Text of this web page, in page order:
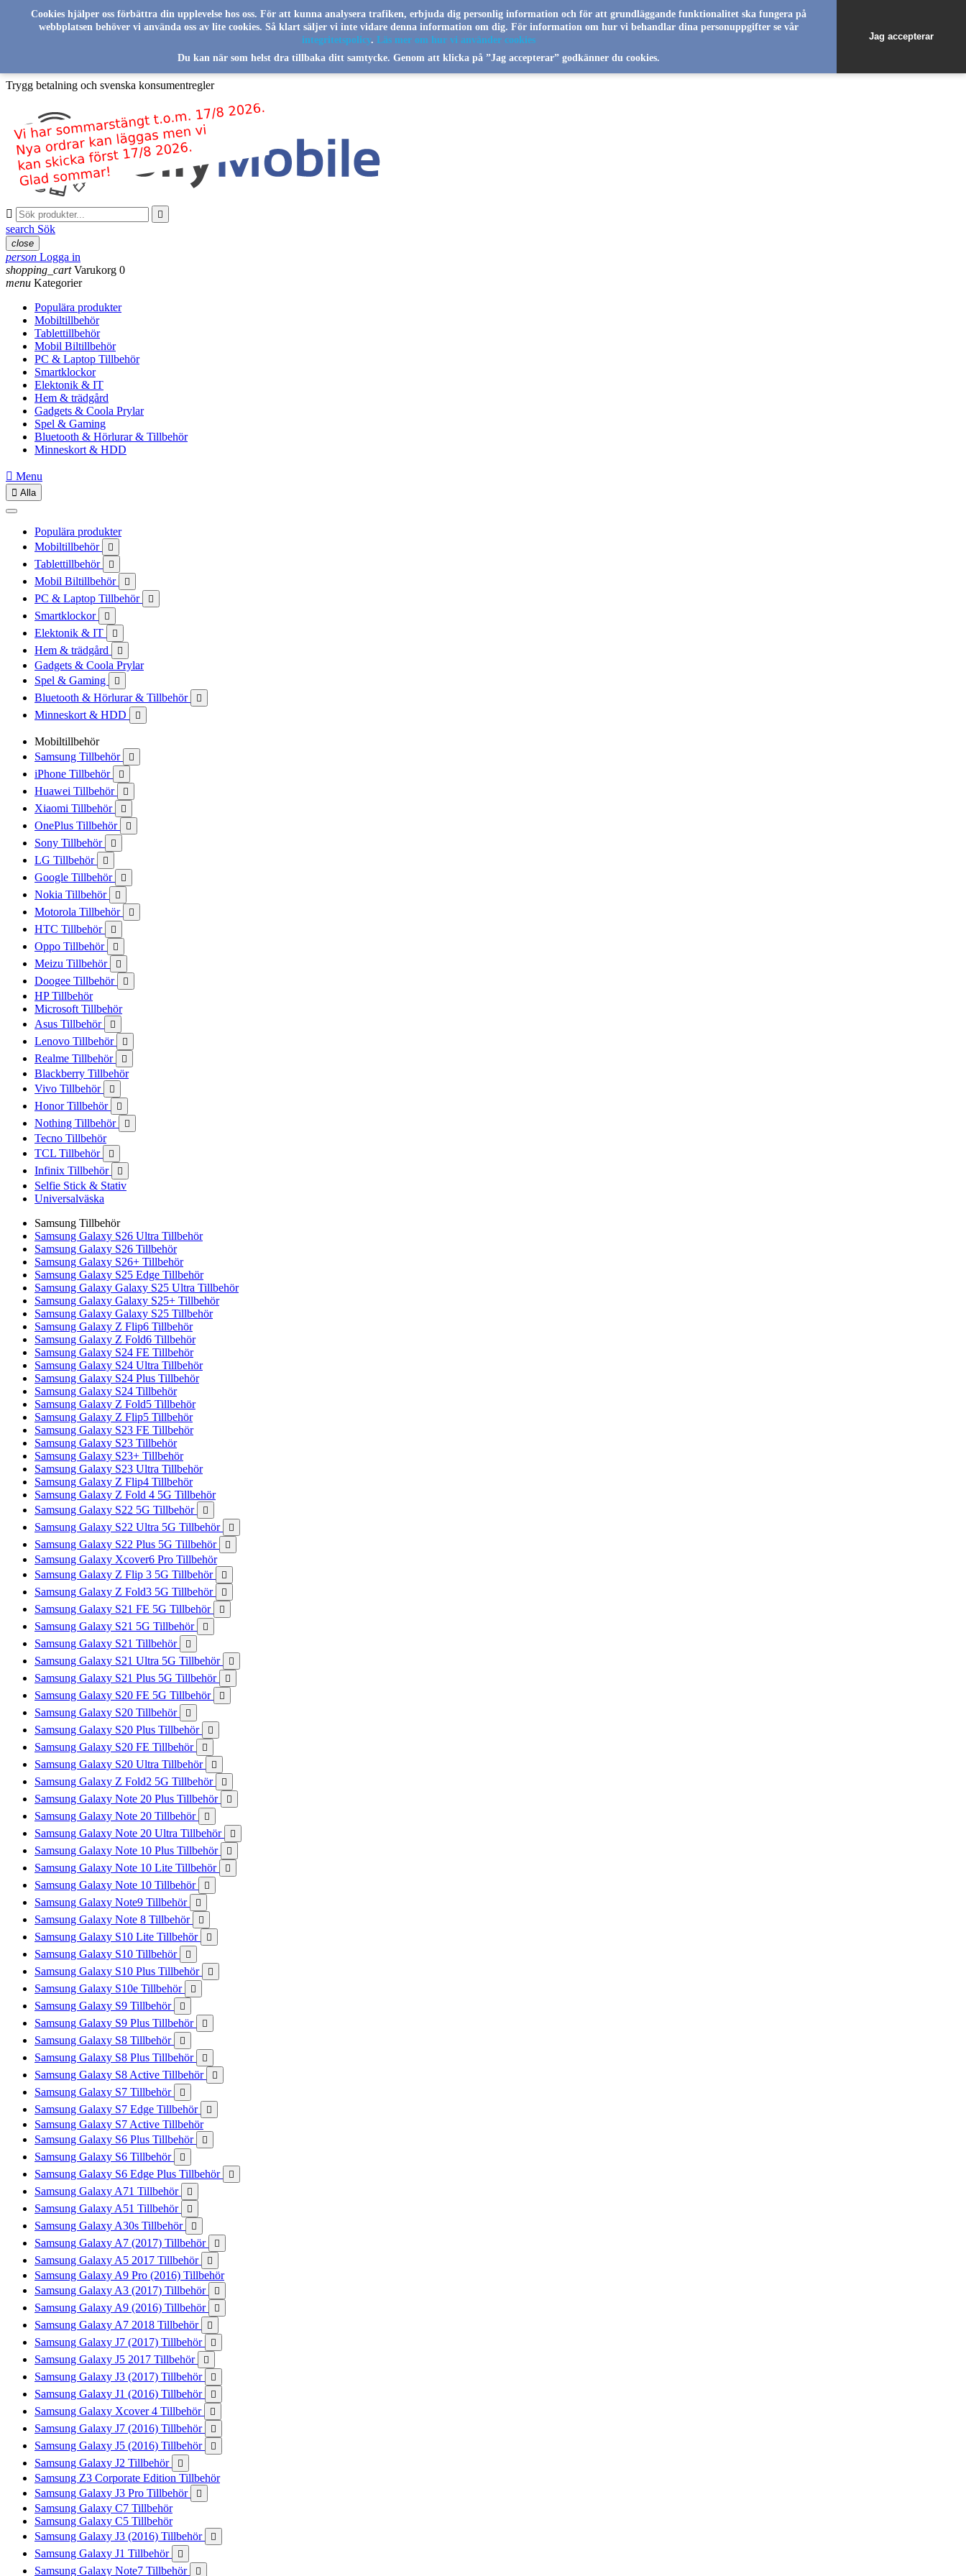
Skip to main content
Svenskt familjeföretag sedan 2016
Trygg betalning och svenska konsumentregler
 
search Sök
close
person Logga in
shopping_cart Varukorg 0
menu Kategorier
Populära produkter
Mobiltillbehör
Tablettillbehör
Mobil Biltillbehör
PC & Laptop Tillbehör
Smartklockor
Elektonik & IT
Hem & trädgård
Gadgets & Coola Prylar
Spel & Gaming
Bluetooth & Hörlurar & Tillbehör
Minneskort & HDD
 Menu
 Alla
Populära produkter
Mobiltillbehör

Tablettillbehör 
Mobil Biltillbehör 
PC & Laptop Tillbehör 
Smartklockor 
Elektonik & IT 
Hem & trädgård 
Gadgets & Coola Prylar
Spel & Gaming

Bluetooth & Hörlurar & Tillbehör 
Minneskort & HDD 
Mobiltillbehör
Samsung Tillbehör

iPhone Tillbehör 
Huawei Tillbehör 
Xiaomi Tillbehör 
OnePlus Tillbehör 
Sony Tillbehör 
LG Tillbehör 
Google Tillbehör 
Nokia Tillbehör 
Motorola Tillbehör 
HTC Tillbehör 
Oppo Tillbehör 
Meizu Tillbehör 
Doogee Tillbehör 
HP Tillbehör
Microsoft Tillbehör
Asus Tillbehör

Lenovo Tillbehör 
Realme Tillbehör 
Blackberry Tillbehör
Vivo Tillbehör

Honor Tillbehör 
Nothing Tillbehör 
Tecno Tillbehör
TCL Tillbehör

Infinix Tillbehör 
Selfie Stick & Stativ
Universalväska
Samsung Tillbehör
Samsung Galaxy S26 Ultra Tillbehör
Samsung Galaxy S26 Tillbehör
Samsung Galaxy S26+ Tillbehör
Samsung Galaxy S25 Edge Tillbehör
Samsung Galaxy Galaxy S25 Ultra Tillbehör
Samsung Galaxy Galaxy S25+ Tillbehör
Samsung Galaxy Galaxy S25 Tillbehör
Samsung Galaxy Z Flip6 Tillbehör
Samsung Galaxy Z Fold6 Tillbehör
Samsung Galaxy S24 FE Tillbehör
Samsung Galaxy S24 Ultra Tillbehör
Samsung Galaxy S24 Plus Tillbehör
Samsung Galaxy S24 Tillbehör
Samsung Galaxy Z Fold5 Tillbehör
Samsung Galaxy Z Flip5 Tillbehör
Samsung Galaxy S23 FE Tillbehör
Samsung Galaxy S23 Tillbehör
Samsung Galaxy S23+ Tillbehör
Samsung Galaxy S23 Ultra Tillbehör
Samsung Galaxy Z Flip4 Tillbehör
Samsung Galaxy Z Fold 4 5G Tillbehör
Samsung Galaxy S22 5G Tillbehör

Samsung Galaxy S22 Ultra 5G Tillbehör 
Samsung Galaxy S22 Plus 5G Tillbehör 
Samsung Galaxy Xcover6 Pro Tillbehör
Samsung Galaxy Z Flip 3 5G Tillbehör

Samsung Galaxy Z Fold3 5G Tillbehör 
Samsung Galaxy S21 FE 5G Tillbehör 
Samsung Galaxy S21 5G Tillbehör 
Samsung Galaxy S21 Tillbehör 
Samsung Galaxy S21 Ultra 5G Tillbehör 
Samsung Galaxy S21 Plus 5G Tillbehör 
Samsung Galaxy S20 FE 5G Tillbehör 
Samsung Galaxy S20 Tillbehör 
Samsung Galaxy S20 Plus Tillbehör 
Samsung Galaxy S20 FE Tillbehör 
Samsung Galaxy S20 Ultra Tillbehör 
Samsung Galaxy Z Fold2 5G Tillbehör 
Samsung Galaxy Note 20 Plus Tillbehör 
Samsung Galaxy Note 20 Tillbehör 
Samsung Galaxy Note 20 Ultra Tillbehör 
Samsung Galaxy Note 10 Plus Tillbehör 
Samsung Galaxy Note 10 Lite Tillbehör 
Samsung Galaxy Note 10 Tillbehör 
Samsung Galaxy Note9 Tillbehör 
Samsung Galaxy Note 8 Tillbehör 
Samsung Galaxy S10 Lite Tillbehör 
Samsung Galaxy S10 Tillbehör 
Samsung Galaxy S10 Plus Tillbehör 
Samsung Galaxy S10e Tillbehör 
Samsung Galaxy S9 Tillbehör 
Samsung Galaxy S9 Plus Tillbehör 
Samsung Galaxy S8 Tillbehör 
Samsung Galaxy S8 Plus Tillbehör 
Samsung Galaxy S8 Active Tillbehör 
Samsung Galaxy S7 Tillbehör 
Samsung Galaxy S7 Edge Tillbehör 
Samsung Galaxy S7 Active Tillbehör
Samsung Galaxy S6 Plus Tillbehör

Samsung Galaxy S6 Tillbehör 
Samsung Galaxy S6 Edge Plus Tillbehör 
Samsung Galaxy A71 Tillbehör 
Samsung Galaxy A51 Tillbehör 
Samsung Galaxy A30s Tillbehör 
Samsung Galaxy A7 (2017) Tillbehör 
Samsung Galaxy A5 2017 Tillbehör 
Samsung Galaxy A9 Pro (2016) Tillbehör
Samsung Galaxy A3 (2017) Tillbehör

Samsung Galaxy A9 (2016) Tillbehör 
Samsung Galaxy A7 2018 Tillbehör 
Samsung Galaxy J7 (2017) Tillbehör 
Samsung Galaxy J5 2017 Tillbehör 
Samsung Galaxy J3 (2017) Tillbehör 
Samsung Galaxy J1 (2016) Tillbehör 
Samsung Galaxy Xcover 4 Tillbehör 
Samsung Galaxy J7 (2016) Tillbehör 
Samsung Galaxy J5 (2016) Tillbehör 
Samsung Galaxy J2 Tillbehör 
Samsung Z3 Corporate Edition Tillbehör
Samsung Galaxy J3 Pro Tillbehör

Samsung Galaxy C7 Tillbehör
Samsung Galaxy C5 Tillbehör
Samsung Galaxy J3 (2016) Tillbehör

Samsung Galaxy J1 Tillbehör 
Samsung Galaxy Note7 Tillbehör 
Cookies hjälper oss förbättra din upplevelse hos oss. För att kunna analysera trafiken, erbjuda dig personlig information och för att grundläggande funktionalitet ska fungera på
webbplatsen behöver vi använda oss av lite cookies. Så klart säljer vi inte vidare denna information om dig. För information om hur vi behandlar dina personuppgifter se vår
integritetspolicy. Läs mer om hur vi använder cookies
Du kan när som helst dra tillbaka ditt samtycke. Genom att klicka på ”Jag accepterar” godkänner du cookies.
Jag accepterar